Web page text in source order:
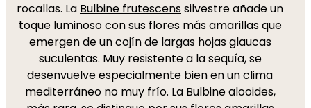
rocallas. La Bulbine frutescenssilvestre añade un
toque luminoso con sus flores más amarillas que
emergen de un cojín de largas hojas glaucas
suculentas. Muy resistente a la sequía, se
desenvuelve especialmente bien en un clima
mediterráneo no muy frío. La Bulbine alooides,